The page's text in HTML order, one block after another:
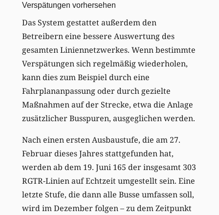
Verspätungen vorhersehen
Das System gestattet außerdem den
Betreibern eine bessere Auswertung des
gesamten Liniennetzwerkes. Wenn bestimmte
Verspätungen sich regelmäßig wiederholen,
kann dies zum Beispiel durch eine
Fahrplananpassung oder durch gezielte
Maßnahmen auf der Strecke, etwa die Anlage
zusätzlicher Busspuren, ausgeglichen werden.
Nach einen ersten Ausbaustufe, die am 27.
Februar dieses Jahres stattgefunden hat,
werden ab dem 19. Juni 165 der insgesamt 303
RGTR-Linien auf Echtzeit umgestellt sein. Eine
letzte Stufe, die dann alle Busse umfassen soll,
wird im Dezember folgen – zu dem Zeitpunkt